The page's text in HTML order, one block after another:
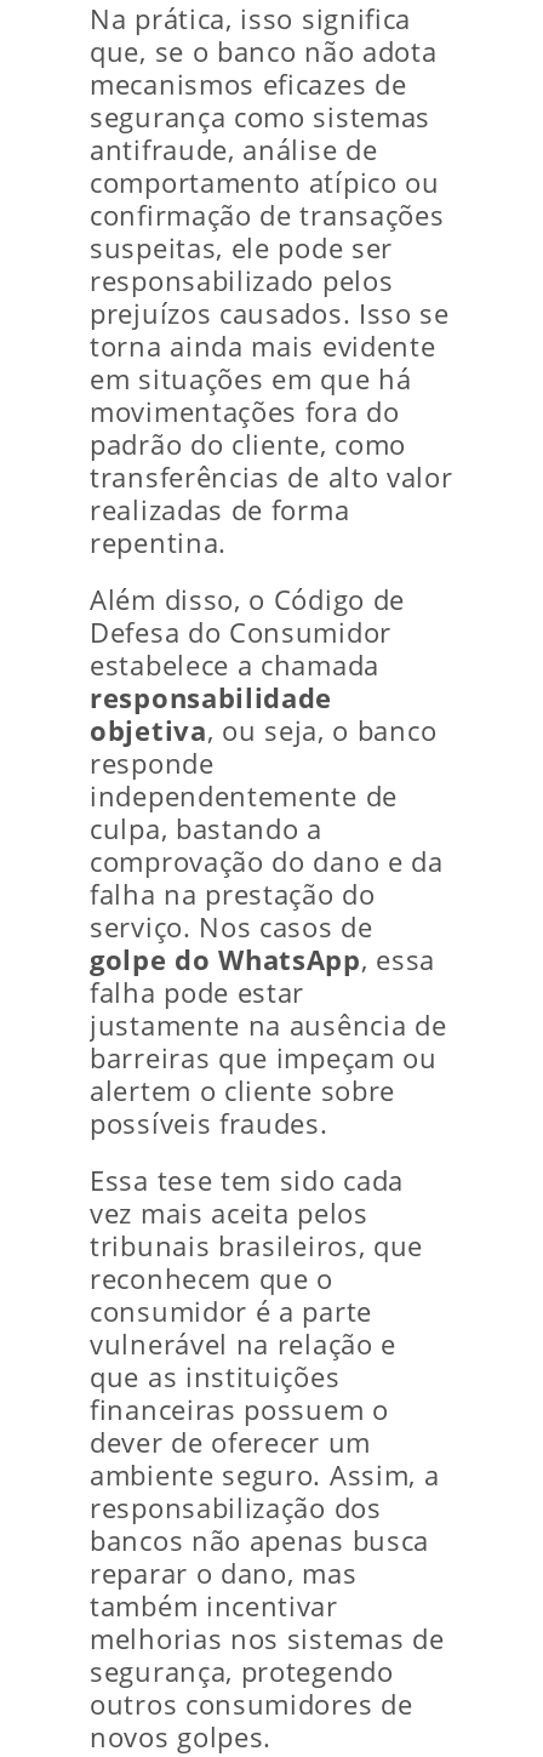
Na prática, isso significa
que, se o banco não adota
mecanismos eficazes de
segurança como sistemas
antifraude, análise de
comportamento atípico ou
confirmação de transações
suspeitas, ele pode ser
responsabilizado pelos
prejuízos causados. Isso se
torna ainda mais evidente
em situações em que há
movimentações fora do
padrão do cliente, como
transferências de alto valor
realizadas de forma
repentina.
Além disso, o Código de
Defesa do Consumidor
estabelece a chamada
responsabilidade
objetiva, ou seja, o banco
responde
independentemente de
culpa, bastando a
comprovação do dano e da
falha na prestação do
serviço. Nos casos de
golpe do WhatsApp, essa
falha pode estar
justamente na ausência de
barreiras que impeçam ou
alertem o cliente sobre
possíveis fraudes.
Essa tese tem sido cada
vez mais aceita pelos
tribunais brasileiros, que
reconhecem que o
consumidor é a parte
vulnerável na relação e
que as instituições
financeiras possuem o
dever de oferecer um
ambiente seguro. Assim, a
responsabilização dos
bancos não apenas busca
reparar o dano, mas
também incentivar
melhorias nos sistemas de
segurança, protegendo
outros consumidores de
novos golpes.